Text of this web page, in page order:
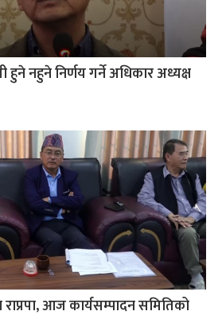
हुने नहुने निर्णय गर्ने अधिकार अध्यक्ष
आज कार्यसम्पादन समितिको